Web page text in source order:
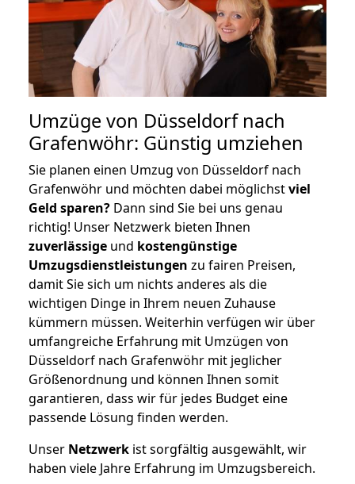
Umzüge von Düsseldorf nach
Grafenwöhr: Günstig umziehen
Sie planen einen Umzug von Düsseldorf nach
Grafenwöhr und möchten dabei möglichstviel
Geld sparen? Dann sind Sie bei uns genau
richtig! Unser Netzwerk bieten Ihnen
zuverlässige und kostengünstige
Umzugsdienstleistungen zu fairen Preisen,
damit Sie sich um nichts anderes als die
wichtigen Dinge in Ihrem neuen Zuhause
kümmern müssen. Weiterhin verfügen wir über
umfangreiche Erfahrung mit Umzügen von
Düsseldorf nach Grafenwöhr mit jeglicher
Größenordnung und können Ihnen somit
garantieren, dass wir für jedes Budget eine
passende Lösung finden werden.
Unser Netzwerk ist sorgfältig ausgewählt, wir
haben viele Jahre Erfahrung im Umzugsbereich.